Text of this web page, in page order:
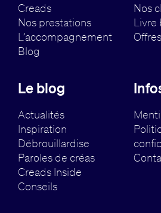
Creads
Nos prestations
L’accompagnement
Blog
Nos
Livre
Le blog
Actualités
Inspiration
Débrouillardise
Paroles de créas
Creads Inside
Conseils